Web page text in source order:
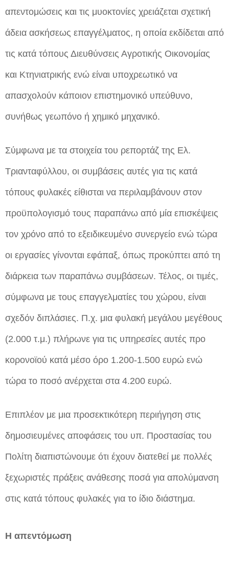
απεντομώσεις και τις μυοκτονίες χρειάζεται σχετική
άδεια ασκήσεως επαγγέλματος, η οποία εκδίδεται από
τις κατά τόπους Διευθύνσεις Αγροτικής Οικονομίας
και Κτηνιατρικής ενώ είναι υποχρεωτικό να
απασχολούν κάποιον επιστημονικό υπεύθυνο,
συνήθως γεωπόνο ή χημικό μηχανικό.
Σύμφωνα με τα στοιχεία του ρεπορτάζ της Ελ.
Τριανταφύλλου, οι συμβάσεις αυτές για τις κατά
τόπους φυλακές είθισται να περιλαμβάνουν στον
προϋπολογισμό τους παραπάνω από μία επισκέψεις
τον χρόνο από το εξειδικευμένο συνεργείο ενώ τώρα
οι εργασίες γίνονται εφάπαξ, όπως προκύπτει από τη
διάρκεια των παραπάνω συμβάσεων. Τέλος, οι τιμές,
σύμφωνα με τους επαγγελματίες του χώρου, είναι
σχεδόν διπλάσιες. Π.χ. μια φυλακή μεγάλου μεγέθους
(2.000 τ.μ.) πλήρωνε για τις υπηρεσίες αυτές προ
κορονοϊού κατά μέσο όρο 1.200-1.500 ευρώ ενώ
τώρα το ποσό ανέρχεται στα 4.200 ευρώ.
Επιπλέον με μια προσεκτικότερη περιήγηση στις
δημοσιευμένες αποφάσεις του υπ. Προστασίας του
Πολίτη διαπιστώνουμε ότι έχουν διατεθεί με πολλές
ξεχωριστές πράξεις ανάθεσης ποσά για απολύμανση
στις κατά τόπους φυλακές για το ίδιο διάστημα.
Η απεντόμωση